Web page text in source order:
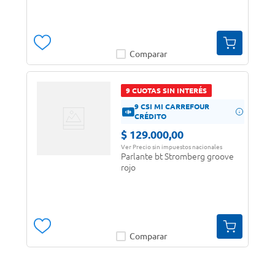
Comparar
9 CUOTAS SIN INTERÉS
9 CSI MI CARREFOUR
CRÉDITO
$ 129.000,00
Ver Precio sin impuestos nacionales
Parlante bt Stromberg groove
rojo
Comparar